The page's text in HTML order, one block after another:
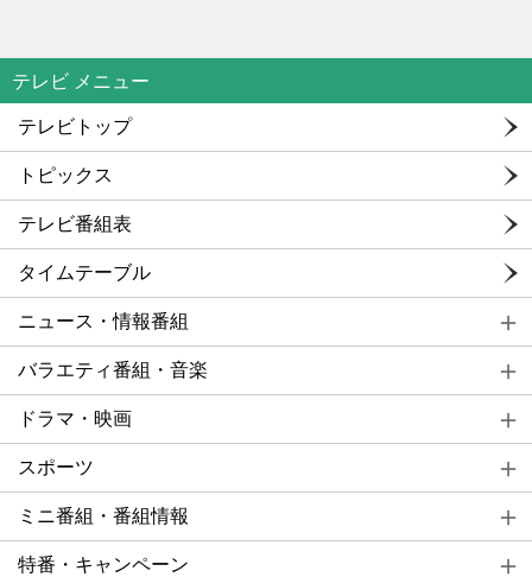
テレビ メニュー
テレビトップ
トピックス
テレビ番組表
タイムテーブル
ニュース・情報番組
バラエティ番組・音楽
ドラマ・映画
スポーツ
ミニ番組・番組情報
特番・キャンペーン